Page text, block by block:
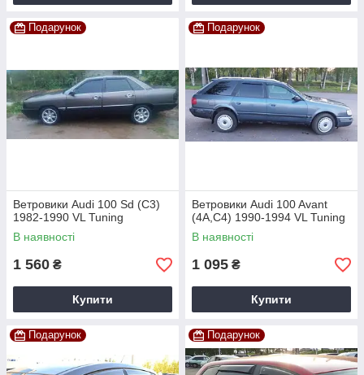
Подарунок
Ветровики Audi 100 Sd (C3)
1982-1990 VL Tuning
В наявності
1 560 ₴
Купити
Подарунок
Ветровики Audi 100 Avant
(4A,C4) 1990-1994 VL Tuning
В наявності
1 095 ₴
Купити
Подарунок Подарунок